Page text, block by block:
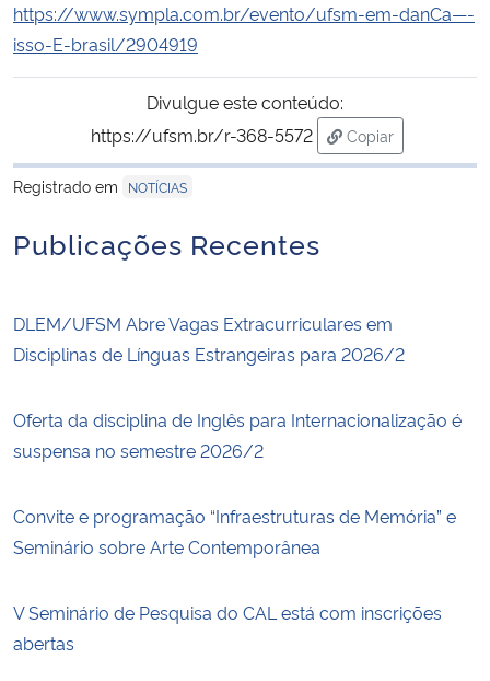
https://www.sympla.com.br/evento/ufsm-em-danCa—-
isso-E-brasil/2904919
Divulgue este conteúdo:
https://ufsm.br/r-368-5572
Copiar
para área de
Registrado em
NOTÍCIAS
Publicações Recentes
DLEM/UFSM Abre Vagas Extracurriculares em
Disciplinas de Línguas Estrangeiras para 2026/2
Oferta da disciplina de Inglês para Internacionalização é
suspensa no semestre 2026/2
Convite e programação “Infraestruturas de Memória” e
Seminário sobre Arte Contemporânea
V Seminário de Pesquisa do CAL está com inscrições
abertas